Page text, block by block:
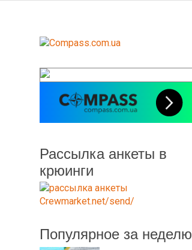
Рассылка анкеты в
крюинги
Популярное за неделю